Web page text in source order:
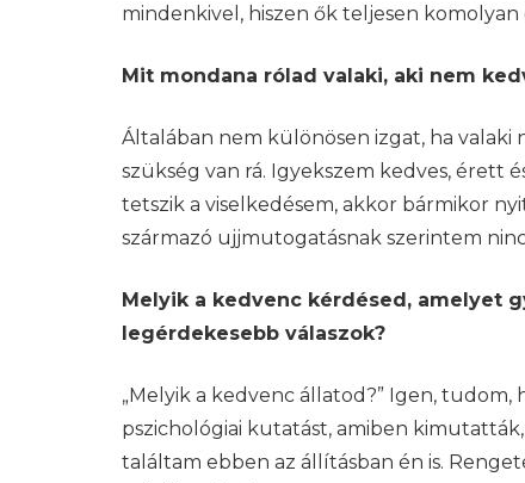
mindenkivel, hiszen ők teljesen
Mit mondana rólad valaki, aki nem
Általában nem különösen izgat, ha
szükség van rá. Igyekszem kedves,
tetszik a viselkedésem, akkor bármikor
származó ujjmutogatásnak szerintem
Melyik a kedvenc kérdésed, amelyet
legérdekesebb válaszok?
„Melyik a kedvenc állatod?” Igen,
pszichológiai kutatást, amiben
találtam ebben az állításban én is.